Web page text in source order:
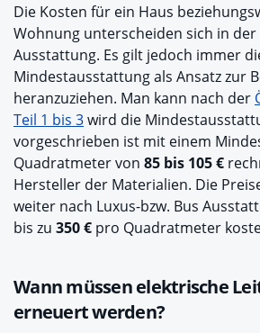
Die Kosten für ein Haus
Wohnung unterscheiden sich in
Ausstattung. Es gilt jedoch immer
Mindestausstattung als Ansatz zur
heranzuziehen. Man kann nach der
Teil 1 bis 3wird die
vorgeschrieben ist mit einem
Quadratmeter von 85 bis 105€
Hersteller der Materialien. Die
weiter nach Luxus-bzw. Bus
bis zu 350€ pro Quadratmeter
Wann müssen elektrische
erneuert werden?